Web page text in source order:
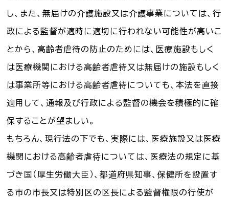
し、また、無届けの介護施設又は介護事業については、行
政による監督が適時に適切に行われない可能性が高いこ
とから、高齢者虐待の防止のためには、医療施設もしく
は医療機関における高齢者虐待又は無届けの施設もしく
は事業所等における高齢者虐待についても、本法を直接
適用して、通報及び行政による監督の機会を積極的に確
保することが望ましい。
もちろん、現行法の下でも、実際には、医療施設又は医療
機関における高齢者虐待については、医療法の規定に基
づき国（厚生労働大臣）、都道府県知事、保健所を設置す
る市の市長又は特別区の区長による監督権限の行使が